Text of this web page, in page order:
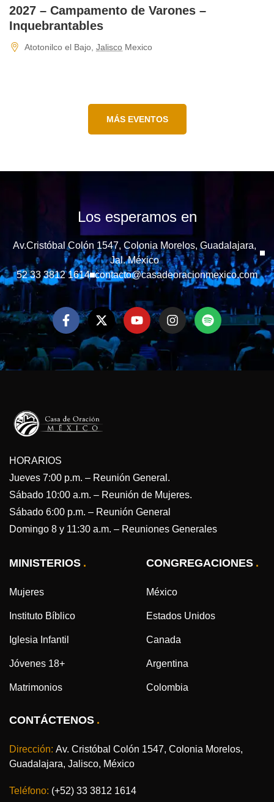
2027 – Campamento de Varones –
Inquebrantables
Atotonilco el Bajo Jalisco Mexico
MÁS EVENTOS
Los esperamos en
Av.Cristóbal Colón 1547, Colonia Morelos, Guadalajara,
Jal. México
52 33 3812 1614 contacto@casadeoracionmexico.com
HORARIOS
Jueves 7:00 p.m. – Reunión General.
Sábado 10:00 a.m. – Reunión de Mujeres.
Sábado 6:00 p.m. – Reunión General
Domingo 8 y 11:30 a.m. – Reuniones Generales
MINISTERIOS
Mujeres
Instituto Bíblico
Iglesia Infantil
Jóvenes 18+
Matrimonios
CONGREGACIONES
México
Estados Unidos
Canada
Argentina
Colombia
CONTÁCTENOS
Dirección: Av. Cristóbal Colón 1547, Colonia Morelos,
Guadalajara, Jalisco, México
Teléfono: (+52) 33 3812 1614